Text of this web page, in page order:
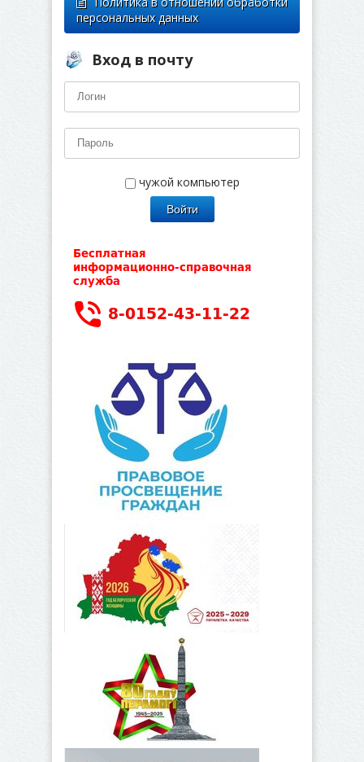
персональных данных
Вход в почту
чужой компьютер